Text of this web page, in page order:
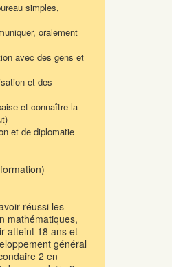
simples,
oralement
avec des gens et
et des
et connaître la
et de diplomatie
réussi les
mathématiques,
atteint 18 ans et
général
2 en